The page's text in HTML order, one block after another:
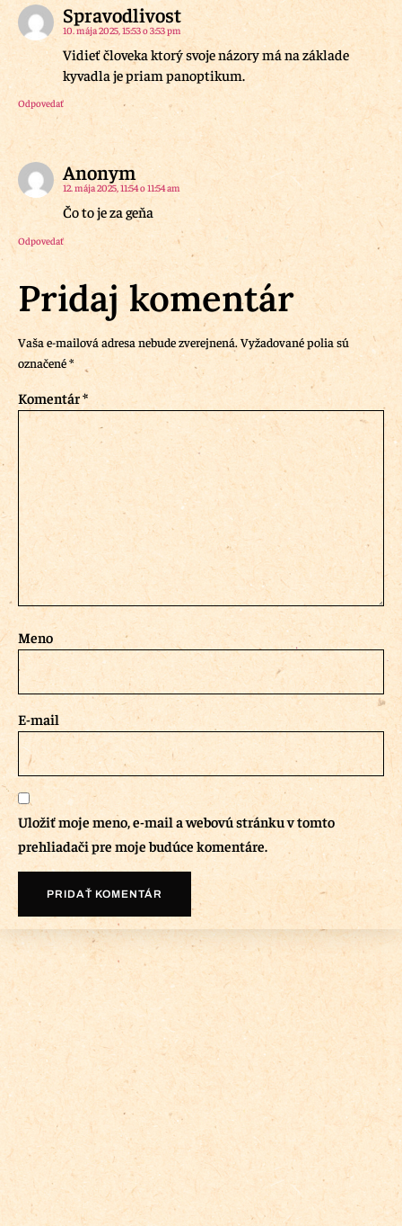
Spravodlivost
10. mája 2025, 15:53 o 3:53 pm
Vidieť človeka ktorý svoje názory má na základe
kyvadla je priam panoptikum.
Odpovedať
Anonym
12. mája 2025, 11:54 o 11:54 am
Čo to je za geňa
Odpovedať
Pridaj komentár
Vaša e-mailová adresa nebude zverejnená. Vyžadované polia sú
označené*
Komentár*
Meno
E-mail
Uložiť moje meno, e-mail a webovú stránku v tomto
prehliadači pre moje budúce komentáre.